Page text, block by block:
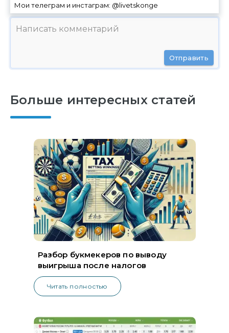
Мои телеграм и инстаграм: @livetskonge
Отправить
Больше интересных статей
Разбор букмекеров по выводу
выигрыша после налогов
Читать полностью